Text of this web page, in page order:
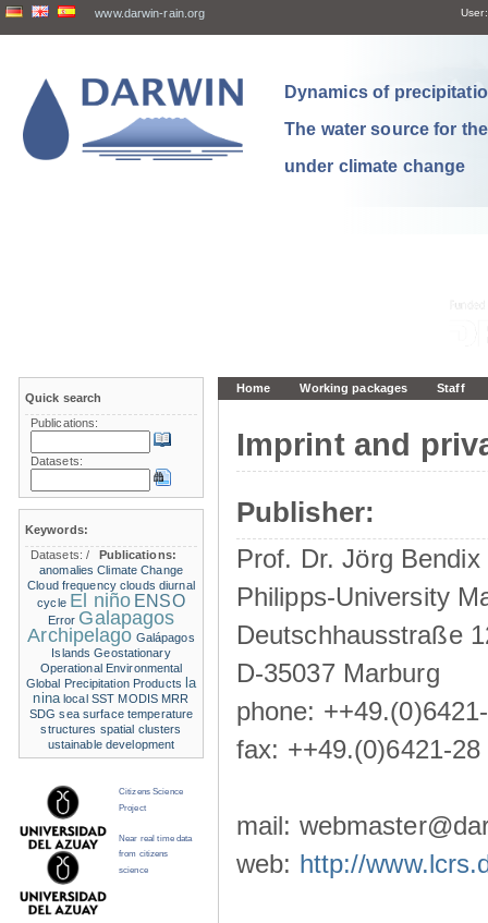
www.darwin-rain.org User:
Dynamics of
The water source for
under climate change
Home Working packages Staff
Imprint and
Publisher:
Prof. Dr. Jörg Bendix
Philipps-University
Deutschhausstraße
D-35037 Marburg
phone:
fax: ++49.(0)6421-28
mail:
web: http://
Quick search
Publications:
Datasets:
Keywords:
Datasets:/
Publications:
anomalies Climate Change
Cloud frequency clouds diurnal
cycle El niño ENSO
Error Galapagos
Archipelago Galápagos
Islands Geostationary
Operational Environmental
Global Precipitation Products la
nina local SST MODIS MRR
SDG sea surface temperature
structures spatial clusters
ustainable development
Citizens Science
Project
Near real time data
from citizens
science